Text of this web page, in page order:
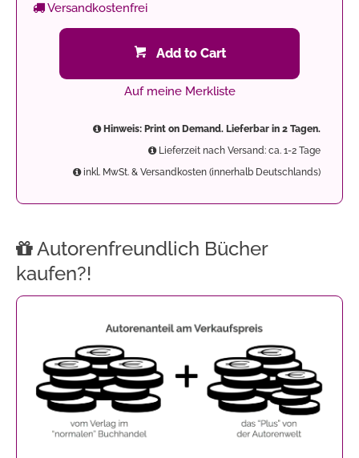
Versandkostenfrei
Add to Cart
Auf meine Merkliste
Hinweis: Print on Demand. Lieferbar in 2 Tagen.
Lieferzeit nach Versand: ca. 1-2 Tage
inkl. MwSt. & Versandkosten (innerhalb Deutschlands)
Autorenfreundlich Bücher
kaufen?!